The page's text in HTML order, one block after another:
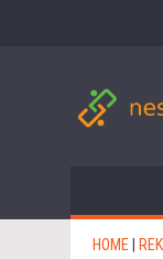
HOME